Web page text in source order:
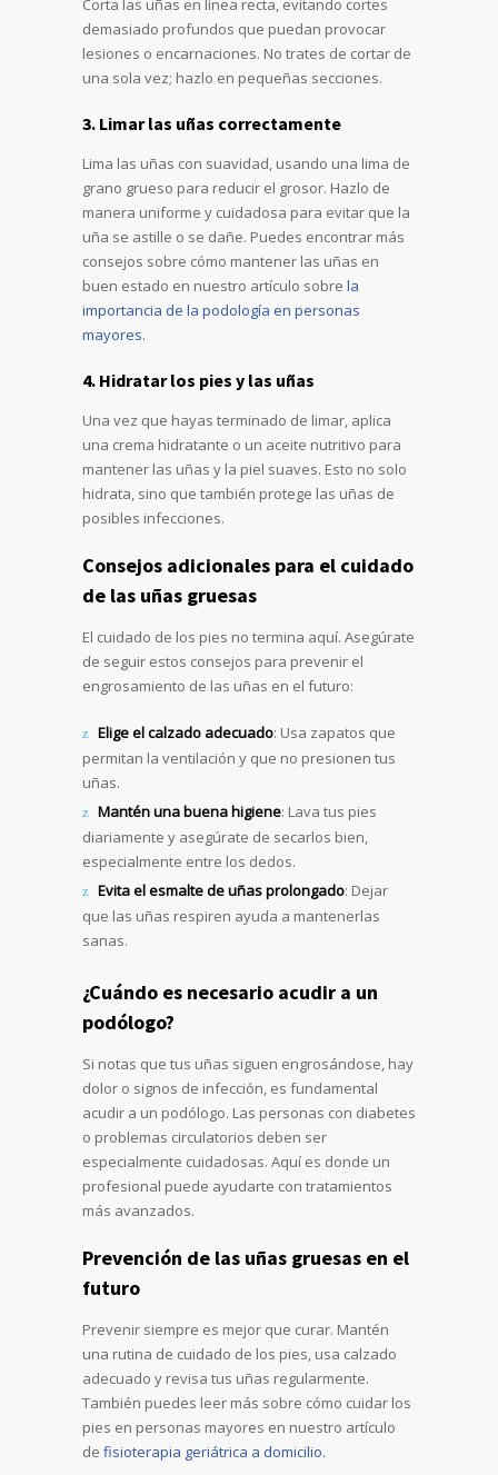
Corta las uñas en línea recta, evitando cortes
demasiado profundos que puedan provocar
lesiones o encarnaciones. No trates de cortar de
una sola vez; hazlo en pequeñas secciones.
3. Limar las uñas correctamente
Lima las uñas con suavidad, usando una lima de
grano grueso para reducir el grosor. Hazlo de
manera uniforme y cuidadosa para evitar que la
uña se astille o se dañe. Puedes encontrar más
consejos sobre cómo mantener las uñas en
buen estado en nuestro artículo sobre la
importancia de la podología en personas
mayores.
4. Hidratar los pies y las uñas
Una vez que hayas terminado de limar, aplica
una crema hidratante o un aceite nutritivo para
mantener las uñas y la piel suaves. Esto no solo
hidrata, sino que también protege las uñas de
posibles infecciones.
Consejos adicionales para el cuidado
de las uñas gruesas
El cuidado de los pies no termina aquí. Asegúrate
de seguir estos consejos para prevenir el
engrosamiento de las uñas en el futuro:
Elige el calzado adecuado: Usa zapatos que
permitan la ventilación y que no presionen tus
uñas.
Mantén una buena higiene: Lava tus pies
diariamente y asegúrate de secarlos bien,
especialmente entre los dedos.
Evita el esmalte de uñas prolongado: Dejar
que las uñas respiren ayuda a mantenerlas
sanas.
¿Cuándo es necesario acudir a un
podólogo?
Si notas que tus uñas siguen engrosándose, hay
dolor o signos de infección, es fundamental
acudir a un podólogo. Las personas con diabetes
o problemas circulatorios deben ser
especialmente cuidadosas. Aquí es donde un
profesional puede ayudarte con tratamientos
más avanzados.
Prevención de las uñas gruesas en el
futuro
Prevenir siempre es mejor que curar. Mantén
una rutina de cuidado de los pies, usa calzado
adecuado y revisa tus uñas regularmente.
También puedes leer más sobre cómo cuidar los
pies en personas mayores en nuestro artículo
de fisioterapia geriátrica a domicilio.